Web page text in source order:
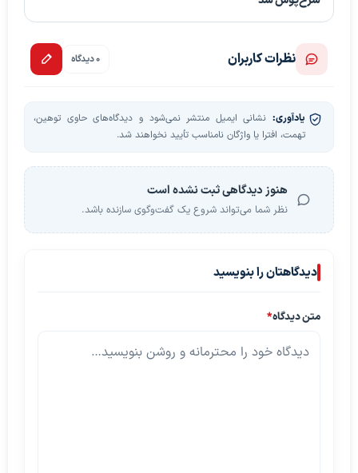
نظرات کاربران 0 دیدگاه
یادآوری: نشانی ایمیل منتشر نمی‌شود و دیدگاه‌های حاوی توهین،
تهمت، افترا یا واژگان نامناسب تأیید نخواهند شد.
هنوز دیدگاهی ثبت نشده است
نظر شما می‌تواند شروع یک گفت‌وگوی سازنده باشد.
دیدگاهتان را بنویسید
متن دیدگاه*